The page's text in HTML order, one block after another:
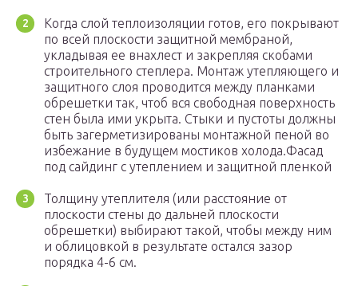
Когда слой теплоизоляции готов, его покрывают
по всей плоскости защитной мембраной,
укладывая ее внахлест и закрепляя скобами
строительного степлера. Монтаж утепляющего и
защитного слоя проводится между планками
обрешетки так, чтоб вся свободная поверхность
стен была ими укрыта. Стыки и пустоты должны
быть загерметизированы монтажной пеной во
избежание в будущем мостиков холода.Фасад
под сайдинг с утеплением и защитной пленкой
Толщину утеплителя (или расстояние от
плоскости стены до дальней плоскости
обрешетки) выбирают такой, чтобы между ним
и облицовкой в результате остался зазор
порядка 4-6 см.